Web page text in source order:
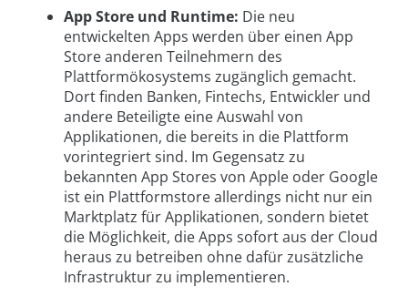
App Store und Runtime: Die neu
entwickelten Apps werden über einen App
Store anderen Teilnehmern des
Plattformökosystems zugänglich gemacht.
Dort finden Banken, Fintechs, Entwickler und
andere Beteiligte eine Auswahl von
Applikationen, die bereits in die Plattform
vorintegriert sind. Im Gegensatz zu
bekannten App Stores von Apple oder Google
ist ein Plattformstore allerdings nicht nur ein
Marktplatz für Applikationen, sondern bietet
die Möglichkeit, die Apps sofort aus der Cloud
heraus zu betreiben ohne dafür zusätzliche
Infrastruktur zu implementieren.